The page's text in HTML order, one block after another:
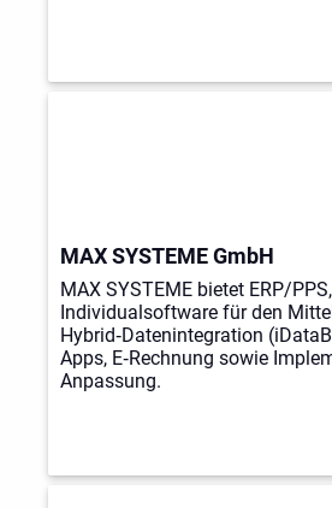
MAX SYSTEME GmbH
MAX SYSTEME bietet ERP/
Individualsoftware für den
Hybrid‑Datenintegration
Apps, E‑Rechnung sowie
Anpassung.